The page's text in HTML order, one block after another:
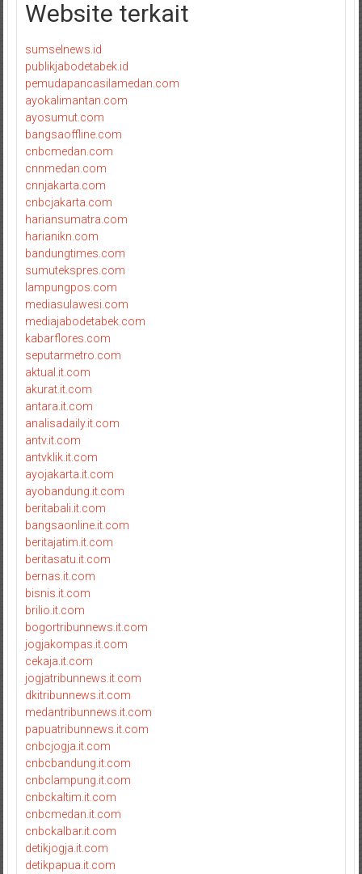
Website terkait
sumselnews.id
publikjabodetabek.id
pemudapancasilamedan.com
ayokalimantan.com
ayosumut.com
bangsaoffline.com
cnbcmedan.com
cnnmedan.com
cnnjakarta.com
cnbcjakarta.com
hariansumatra.com
harianikn.com
bandungtimes.com
sumutekspres.com
lampungpos.com
mediasulawesi.com
mediajabodetabek.com
kabarflores.com
seputarmetro.com
aktual.it.com
akurat.it.com
antara.it.com
analisadaily.it.com
antv.it.com
antvklik.it.com
ayojakarta.it.com
ayobandung.it.com
beritabali.it.com
bangsaonline.it.com
beritajatim.it.com
beritasatu.it.com
bernas.it.com
bisnis.it.com
brilio.it.com
bogortribunnews.it.com
jogjakompas.it.com
cekaja.it.com
jogjatribunnews.it.com
dkitribunnews.it.com
medantribunnews.it.com
papuatribunnews.it.com
cnbcjogja.it.com
cnbcbandung.it.com
cnbclampung.it.com
cnbckaltim.it.com
cnbcmedan.it.com
cnbckalbar.it.com
detikjogja.it.com
detikpapua.it.com